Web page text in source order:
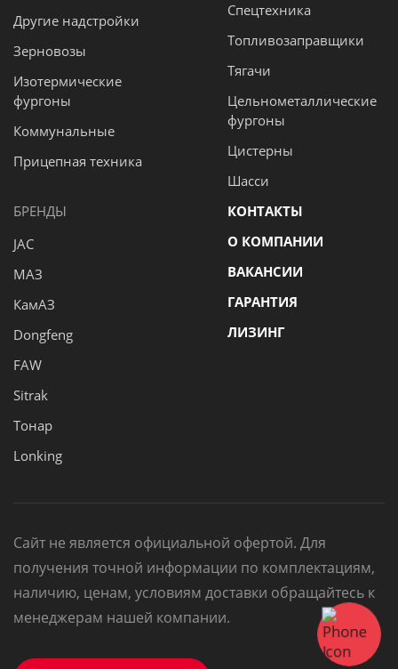
Другие надстройки
Зерновозы
Изотермические
фургоны
Коммунальные
Прицепная техника
Спецтехника
Топливозаправщики
Тягачи
Цельнометаллические
фургоны
Цистерны
Шасси
БРЕНДЫ
JAC
МАЗ
КамАЗ
Dongfeng
FAW
Sitrak
Тонар
Lonking
КОНТАКТЫ
О КОМПАНИИ
ВАКАНСИИ
ГАРАНТИЯ
ЛИЗИНГ
Сайт не является официальной офертой. Для
получения точной информации по комплектациям,
наличию, ценам, условиям доставки обращайтесь к
менеджерам нашей компании.